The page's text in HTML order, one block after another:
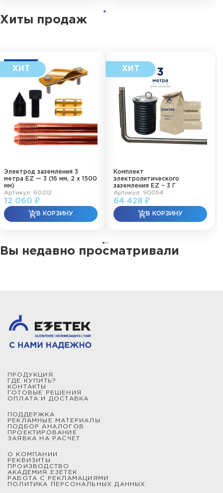
Хиты продаж
Электрод заземления 3
метра EZ — 3 (16 мм, 2 х 1500
мм)
Артикул: 60212
12 060 ₽
Комплект
электролитического
заземления EZ – 3 Г
Артикул: 90054
64 428 ₽
Вы недавно просматривали
ПРОДУКЦИЯ
ГДЕ КУПИТЬ?
КОНТАКТЫ
ГОТОВЫЕ РЕШЕНИЯ
ОПЛАТА И ДОСТАВКА
ПОДДЕРЖКА
РЕКЛАМНЫЕ МАТЕРИАЛЫ
ПОДБОР АНАЛОГОВ
ПРОЕКТИРОВАНИЕ
ЗАЯВКА НА РАСЧЕТ
О КОМПАНИИ
РЕКВИЗИТЫ
ПРОИЗВОДСТВО
АКАДЕМИЯ ЕЗЕТЕК
РАБОТА С РЕКЛАМАЦИЯМИ
ПОЛИТИКА ПЕРСОНАЛЬНЫХ ДАННЫХ